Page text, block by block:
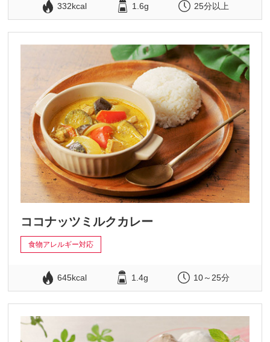
332kcal 1.6g 25分以上
ココナッツミルクカレー
食物アレルギー対応
645kcal 1.4g 10～25分